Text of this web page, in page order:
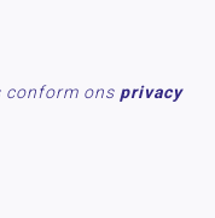
conform ons privacy